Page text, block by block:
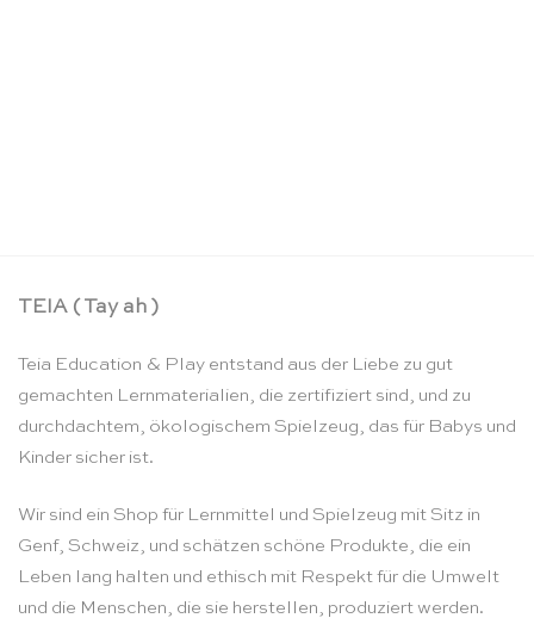
TEIA ( Tay ah )
Teia Education & Play entstand aus der Liebe zu gut
gemachten Lernmaterialien, die zertifiziert sind, und zu
durchdachtem, ökologischem Spielzeug, das für Babys und
Kinder sicher ist.
Wir sind ein Shop für Lernmittel und Spielzeug mit Sitz in
Genf, Schweiz, und schätzen schöne Produkte, die ein
Leben lang halten und ethisch mit Respekt für die Umwelt
und die Menschen, die sie herstellen, produziert werden.